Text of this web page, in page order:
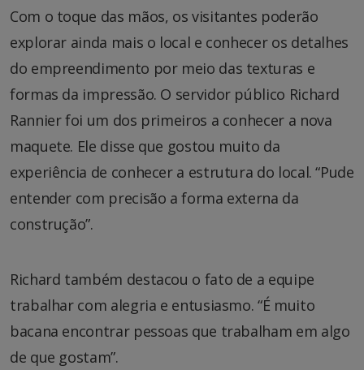
Com o toque das mãos, os visitantes poderão
explorar ainda mais o local e conhecer os detalhes
do empreendimento por meio das texturas e
formas da impressão. O servidor público Richard
Rannier foi um dos primeiros a conhecer a nova
maquete. Ele disse que gostou muito da
experiência de conhecer a estrutura do local. “Pude
entender com precisão a forma externa da
construção”.
Richard também destacou o fato de a equipe
trabalhar com alegria e entusiasmo. “É muito
bacana encontrar pessoas que trabalham em algo
de que gostam”.